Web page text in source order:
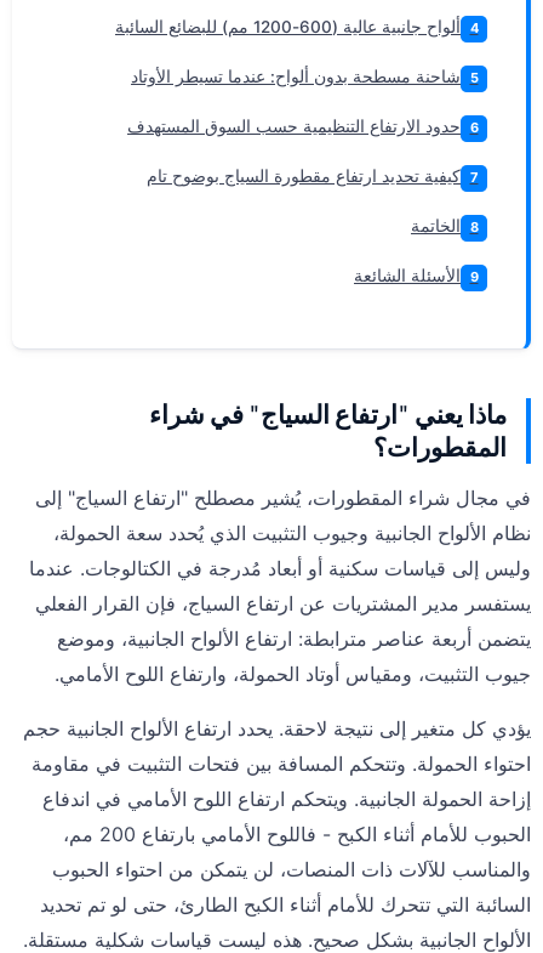
4 ألواح جانبية عالية (600-1200 مم) للبضائع السائبة
5 شاحنة مسطحة بدون ألواح: عندما تسيطر الأوتاد
6 حدود الارتفاع التنظيمية حسب السوق المستهدف
7 كيفية تحديد ارتفاع مقطورة السياج بوضوح تام
8 الخاتمة
9 الأسئلة الشائعة
ماذا يعني "ارتفاع السياج" في شراء
المقطورات؟
في مجال شراء المقطورات، يُشير مصطلح "ارتفاع السياج" إلى
نظام الألواح الجانبية وجيوب التثبيت الذي يُحدد سعة الحمولة،
وليس إلى قياسات سكنية أو أبعاد مُدرجة في الكتالوجات. عندما
يستفسر مدير المشتريات عن ارتفاع السياج، فإن القرار الفعلي
يتضمن أربعة عناصر مترابطة: ارتفاع الألواح الجانبية، وموضع
جيوب التثبيت، ومقياس أوتاد الحمولة، وارتفاع اللوح الأمامي.
يؤدي كل متغير إلى نتيجة لاحقة. يحدد ارتفاع الألواح الجانبية حجم
احتواء الحمولة. وتتحكم المسافة بين فتحات التثبيت في مقاومة
إزاحة الحمولة الجانبية. ويتحكم ارتفاع اللوح الأمامي في اندفاع
الحبوب للأمام أثناء الكبح - فاللوح الأمامي بارتفاع 200 مم،
والمناسب للآلات ذات المنصات، لن يتمكن من احتواء الحبوب
السائبة التي تتحرك للأمام أثناء الكبح الطارئ، حتى لو تم تحديد
الألواح الجانبية بشكل صحيح. هذه ليست قياسات شكلية مستقلة.